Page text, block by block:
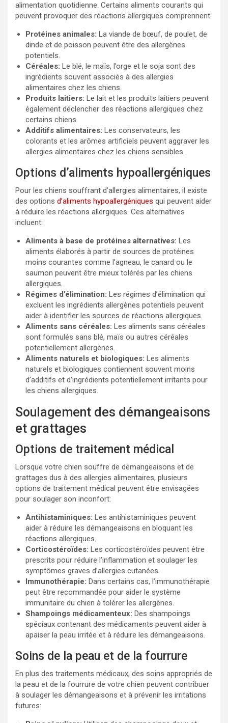
alimentation quotidienne. Certains aliments courants qui
peuvent provoquer des réactions allergiques comprennent:
Protéines animales: La viande de bœuf, de poulet, de
dinde et de poisson peuvent être des allergènes
potentiels.
Céréales: Le blé, le maïs, l’orge et le soja sont des
ingrédients souvent associés à des allergies
alimentaires chez les chiens.
Produits laitiers: Le lait et les produits laitiers peuvent
également déclencher des réactions allergiques chez
certains chiens.
Additifs alimentaires: Les conservateurs, les
colorants et les arômes artificiels peuvent aggraver les
allergies alimentaires chez les chiens sensibles.
Options d’aliments hypoallergéniques
Pour les chiens souffrant d’allergies alimentaires, il existe
des options d’aliments hypoallergéniques qui peuvent aider
à réduire les réactions allergiques. Ces alternatives
incluent:
Aliments à base de protéines alternatives: Les
aliments élaborés à partir de sources de protéines
moins courantes comme l’agneau, le canard ou le
saumon peuvent être mieux tolérés par les chiens
allergiques.
Régimes d’élimination: Les régimes d’élimination qui
excluent les ingrédients allergènes potentiels peuvent
aider à identifier les sources de réactions allergiques.
Aliments sans céréales: Les aliments sans céréales
sont formulés sans blé, maïs ou autres céréales
potentiellement allergènes.
Aliments naturels et biologiques: Les aliments
naturels et biologiques contiennent souvent moins
d’additifs et d’ingrédients potentiellement irritants pour
les chiens allergiques.
Soulagement des démangeaisons
et grattages
Options de traitement médical
Lorsque votre chien souffre de démangeaisons et de
grattages dus à des allergies alimentaires, plusieurs
options de traitement médical peuvent être envisagées
pour soulager son inconfort:
Antihistaminiques: Les antihistaminiques peuvent
aider à réduire les démangeaisons en bloquant les
réactions allergiques.
Corticostéroïdes: Les corticostéroïdes peuvent être
prescrits pour réduire l’inflammation et soulager les
symptômes graves d’allergies cutanées.
Immunothérapie: Dans certains cas, l’immunothérapie
peut être recommandée pour aider le système
immunitaire du chien à tolérer les allergènes.
Shampoings médicamenteux: Des shampoings
spéciaux contenant des médicaments peuvent aider à
apaiser la peau irritée et à réduire les démangeaisons.
Soins de la peau et de la fourrure
En plus des traitements médicaux, des soins appropriés de
la peau et de la fourrure de votre chien peuvent contribuer
à soulager les démangeaisons et à prévenir les irritations
futures: